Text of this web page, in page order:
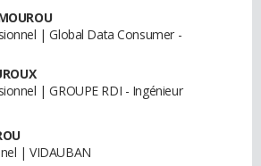
| Global Data Consumer -
| GROUPE RDI - Ingénieur
| VIDAUBAN